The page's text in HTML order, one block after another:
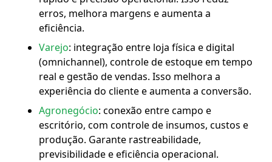
erros, melhora margens e aumenta a
eficiência.
Varejo: integração entre loja física e digital
(omnichannel), controle de estoque em tempo
real e gestão de vendas. Isso melhora a
experiência do cliente e aumenta a conversão.
Agronegócio: conexão entre campo e
escritório, com controle de insumos, custos e
produção. Garante rastreabilidade,
previsibilidade e eficiência operacional.